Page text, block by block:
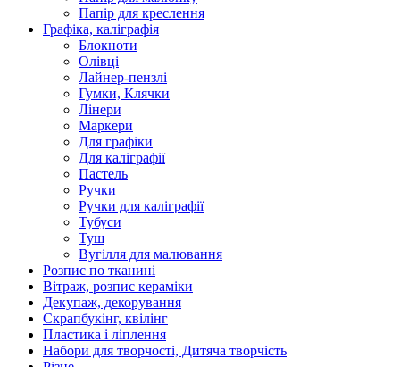
Папір для креслення
Графіка, каліграфія
Блокноти
Олівці
Лайнер-пензлі
Гумки, Клячки
Лінери
Маркери
Для графіки
Для каліграфії
Пастель
Ручки
Ручки для каліграфії
Тубуси
Туш
Вугілля для малювання
Розпис по тканині
Вітраж, розпис кераміки
Декупаж, декорування
Скрапбукінг, квілінг
Пластика і ліплення
Набори для творчості, Дитяча творчість